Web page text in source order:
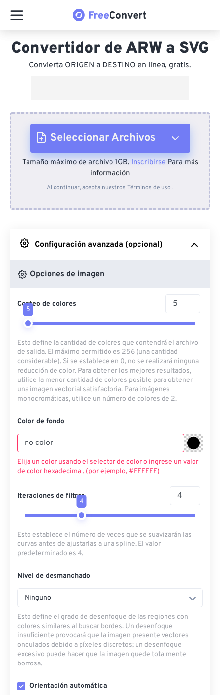
Convertidor de ARW a SVG
Convierta ORIGEN a DESTINO en línea, gratis.
Seleccionar Archivos
Desde el dispositivo
Desde Google Drive
Desde OneDrive
Desde URL
Tamaño máximo de archivo 1GB.InscribirsePara más
información
Al continuar, acepta nuestros Términos de uso .
Configuración avanzada (opcional)
Opciones de imagen
Conteo de colores
5
Esto define la cantidad de colores que contendrá el archivo
de salida. El máximo permitido es 256 (una cantidad
considerable). Si se establece en 0, no se realizará ninguna
reducción de color. Para obtener los mejores resultados,
utilice la menor cantidad de colores posible para obtener
una imagen vectorial satisfactoria. Para imágenes
monocromáticas, utilice un número de colores de 2.
Color de fondo
Elija un color usando el selector de color o ingrese un valor
de color hexadecimal. (por ejemplo, #FFFFFF)
Iteraciones de filtros
4
Esto establece el número de veces que se suavizarán las
curvas antes de ajustarlas a una spline. El valor
predeterminado es 4.
Nivel de desmanchado
Ninguno
Esto define el grado de desenfoque de las regiones con
colores similares al buscar bordes. Un desenfoque
insuficiente provocará que la imagen presente vectores
ondulados debido a píxeles discretos; un desenfoque
excesivo puede hacer que la imagen quede totalmente
borrosa.
Orientación automática